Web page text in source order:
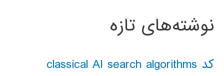
نوشته‌های تازه
کد classical AI search algorithms